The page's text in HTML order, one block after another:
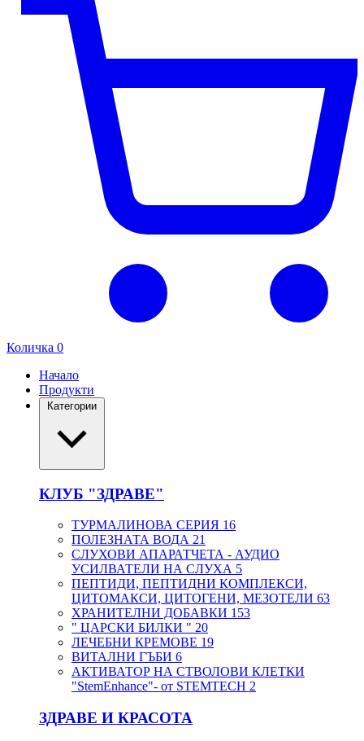
Количка 0
Начало
Продукти
Категории
КЛУБ "ЗДРАВЕ"
ТУРМАЛИНОВА СЕРИЯ 16
ПОЛЕЗНАТА ВОДА 21
СЛУХОВИ АПАРАТЧЕТА - АУДИО
УСИЛВАТЕЛИ НА СЛУХА 5
ПЕПТИДИ, ПЕПТИДНИ КОМПЛЕКСИ,
ЦИТОМАКСИ, ЦИТОГЕНИ, МЕЗОТЕЛИ 63
ХРАНИТЕЛНИ ДОБАВКИ 153
" ЦАРСКИ БИЛКИ " 20
ЛЕЧЕБНИ КРЕМОВЕ 19
ВИТАЛНИ ГЪБИ 6
АКТИВАТОР НА СТВОЛОВИ КЛЕТКИ
"StemEnhance"- от STEMTECH 2
ЗДРАВЕ И КРАСОТА